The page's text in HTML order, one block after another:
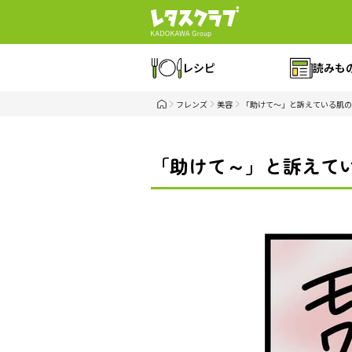
レシピ 読みも
フレンズ 美容 「助けて～」と訴えている肌
「助けて～」と訴え